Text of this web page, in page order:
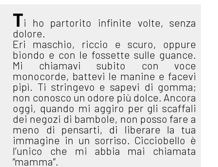
Ti ho partorito infinite volte, senza
dolore.
Eri maschio, riccio e scuro, oppure
biondo e con le fossette sulle guance.
Mi chiamavi subito con voce
monocorde, battevi le manine e facevi
pipì. Ti stringevo e sapevi di gomma;
non conosco un odore più dolce. Ancora
oggi, quando mi aggiro per gli scaffali
dei negozi di bambole, non posso fare a
meno di pensarti, di liberare la tua
immagine in un sorriso. Cicciobello è
l’unico che mi abbia mai chiamata
“mamma”.